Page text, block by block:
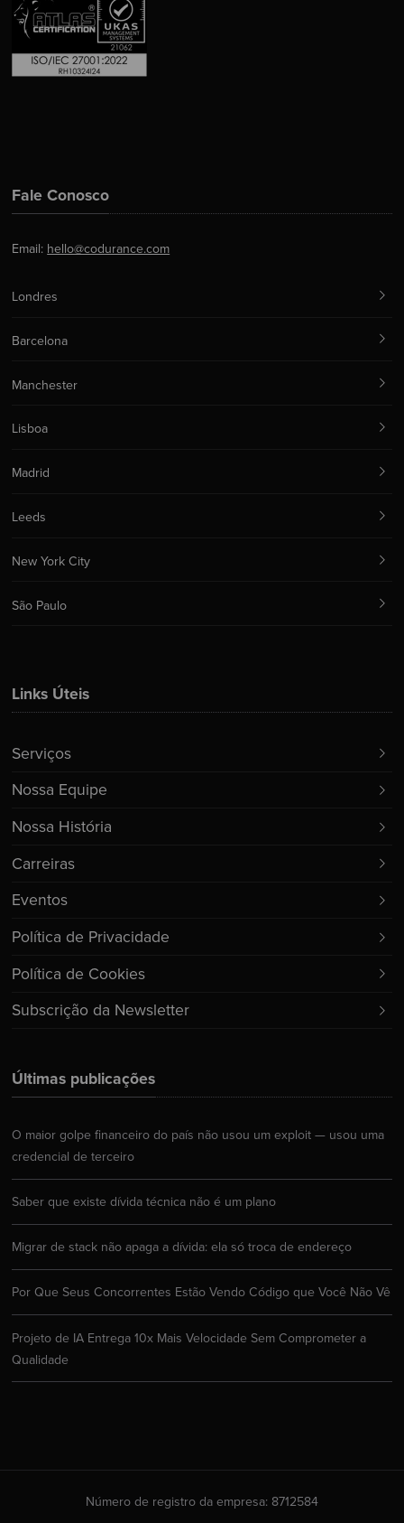
Últimas publicações
O maior golpe financeiro do país não usou um exploit — usou uma
credencial de terceiro
Saber que existe dívida técnica não é um plano
Migrar de stack não apaga a dívida: ela só troca de endereço
Por Que Seus Concorrentes Estão Vendo Código que Você Não Vê
Projeto de IA Entrega 10x Mais Velocidade Sem Comprometer a
Qualidade
Links Úteis
Serviços
Nossa Equipe
Nossa História
Carreiras
Eventos
Política de Privacidade
Política de Cookies
Subscrição da Newsletter
Fale Conosco
Email: hello@codurance.com
Londres
Barcelona
Manchester
Lisboa
Madrid
Leeds
New York City
São Paulo
Número de registro da empresa: 8712584